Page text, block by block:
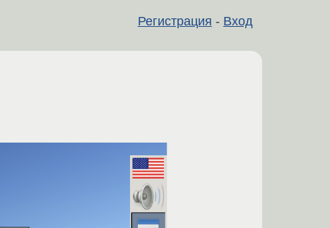
Регистрация - Вход